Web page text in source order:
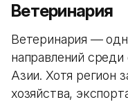
Ветеринария
Ветеринария —
направлений
Азии. Хотя регион
хозяйства,